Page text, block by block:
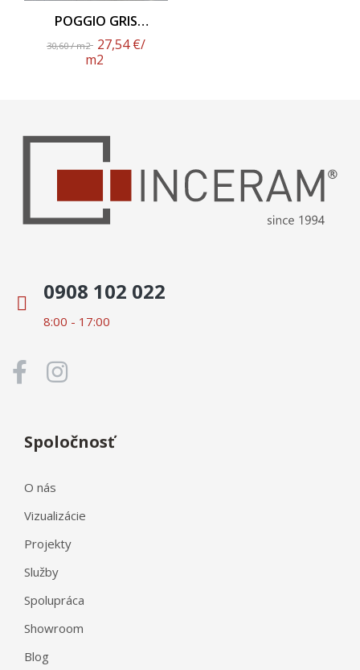
POGGIO GRIS
60x60 - Lesklý
Povrch
30,60 / m2 27,54 €/
m2
0908 102 022
8:00 - 17:00
Spoločnosť
O nás
Vizualizácie
Projekty
Služby
Spolupráca
Showroom
Blog